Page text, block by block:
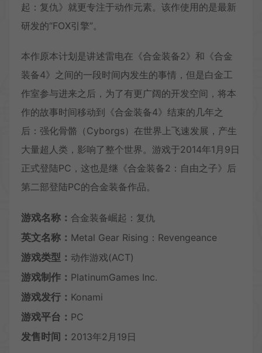
起：复仇》就更专注于动作元素。该作使用的是最新
研发的“FOX引擎”。
本作原本计划是讲述雷电在《合金装备2》和《合金
装备4》之间的一段时间内发生的事情，但是白金工
作室参与进来之后，为了有更广阔的开发空间，将本
作的故事时间移动到《合金装备4》结束的几年之
后：强化骨骼（Cyborgs）在世界上飞速发展，产生
大量超人类，影响了整个世界。游戏于2014年1月9日
正式登陆PC，这也是继《合金装备2：自由之子》后
第二部登陆PC的合金装备作品。
游戏名称： 合金装备崛起：复仇
英文名称： Metal Gear Rising：Revengeance
游戏类型： 动作游戏(ACT)
游戏制作： PlatinumGames Inc.
游戏发行： Konami
游戏平台： PC
发售时间： 2013年2月19日